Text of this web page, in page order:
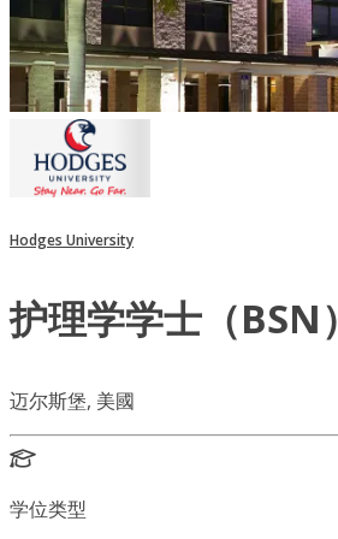
Hodges University
护理学学士（BSN）
迈尔斯堡, 美國
学位类型